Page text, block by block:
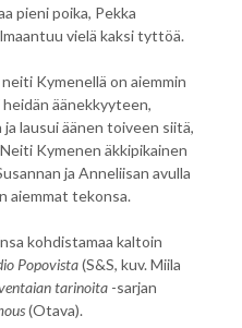
pieni poika, Pekka
vielä kaksi tyttöä.
Kymenellä on aiemmin
äänekkyyteen,
lausui äänen toiveen siitä,
Kymenen äkkipikainen
ja Anneliisan avulla
aiemmat tekonsa.
kohdistamaa kaltoin
Popovista(S&S, kuv. Miila
tarinoita -sarjan
(Otava).